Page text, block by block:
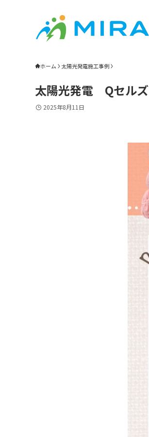
ホーム 太陽光発電施工事例
太陽光発電 Qセルズ
2025年8月11日